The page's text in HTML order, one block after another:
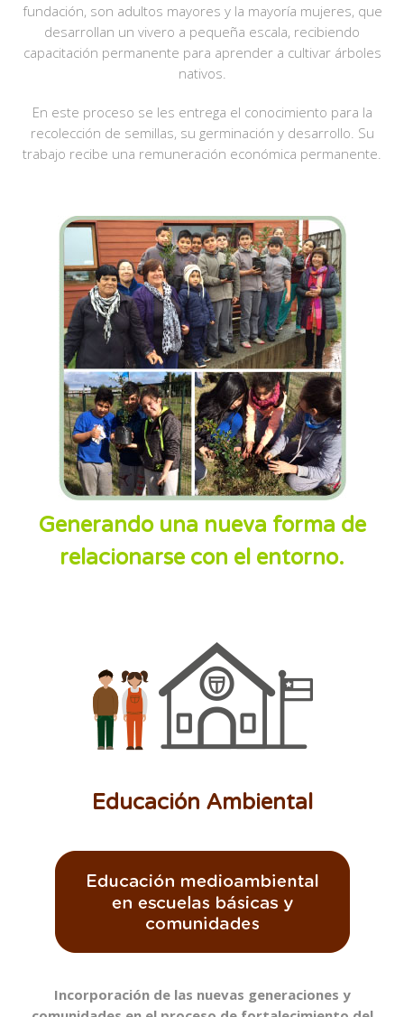
fundación, son adultos mayores y la mayoría mujeres, que
desarrollan un vivero a pequeña escala, recibiendo
capacitación permanente para aprender a cultivar árboles
nativos.
En este proceso se les entrega el conocimiento para la
recolección de semillas, su germinación y desarrollo. Su
trabajo recibe una remuneración económica permanente.
Generando una nueva forma de
relacionarse con el entorno.
Educación Ambiental
Incorporación de las nuevas generaciones y